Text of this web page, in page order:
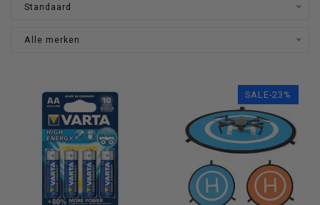
Standaard
Alle merken
SALE-23%